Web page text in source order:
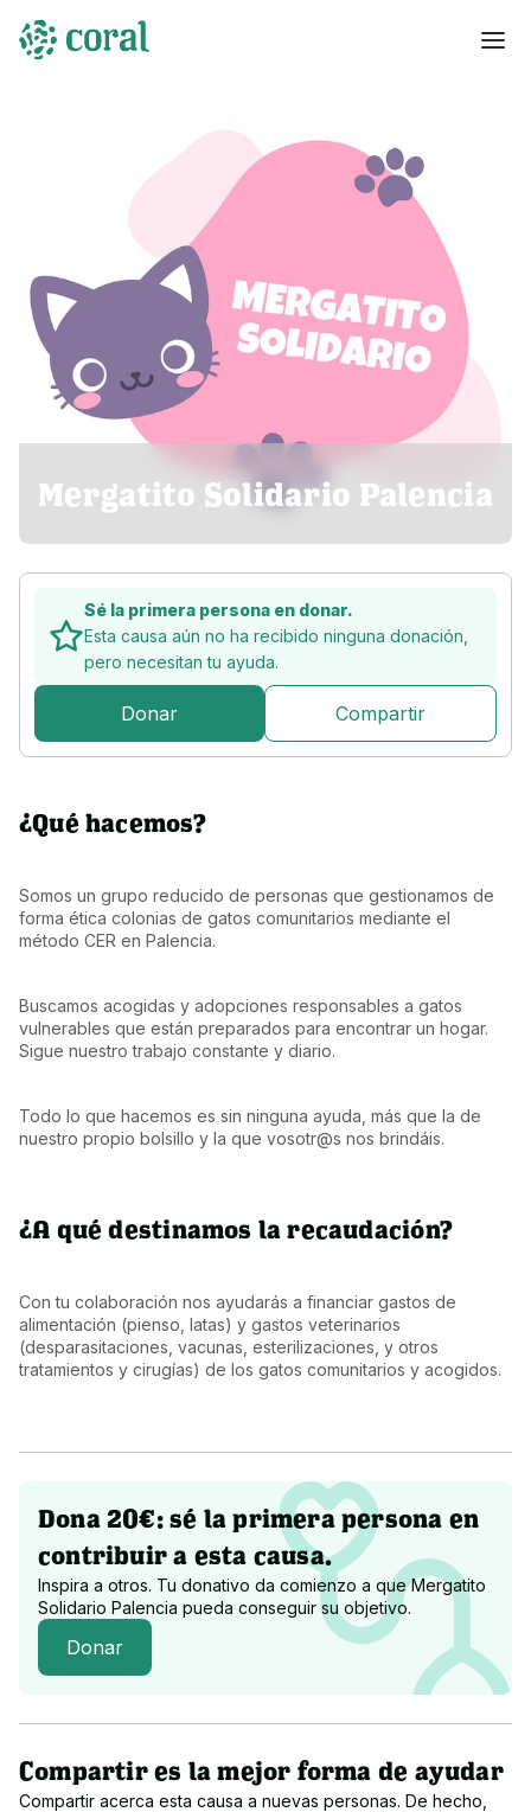
Mergatito Solidario Palencia
Sé la primera persona en donar.
Esta causa aún no ha recibido ninguna donación,
pero necesitan tu ayuda.
Donar Compartir
¿Qué hacemos?
Somos un grupo reducido de personas que gestionamos de
forma ética colonias de gatos comunitarios mediante el
método CER en Palencia.
Buscamos acogidas y adopciones responsables a gatos
vulnerables que están preparados para encontrar un hogar.
Sigue nuestro trabajo constante y diario.
Todo lo que hacemos es sin ninguna ayuda, más que la de
nuestro propio bolsillo y la que vosotr@s nos brindáis.
¿A qué destinamos la recaudación?
Con tu colaboración nos ayudarás a financiar gastos de
alimentación (pienso, latas) y gastos veterinarios
(desparasitaciones, vacunas, esterilizaciones, y otros
tratamientos y cirugías) de los gatos comunitarios y acogidos.
Dona 20€: sé la primera persona en
contribuir a esta causa.
Inspira a otros. Tu donativo da comienzo a queMergatito
Solidario Palencia pueda conseguir su objetivo.
Donar
Compartir es la mejor forma de ayudar
Compartir acerca esta causa a nuevas personas. De hecho,